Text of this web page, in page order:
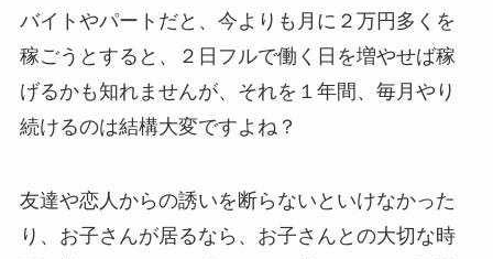
バイトやパートだと、今よりも月に２万円多くを
稼ごうとすると、２日フルで働く日を増やせば稼
げるかも知れませんが、それを１年間、毎月やり
続けるのは結構大変ですよね？
友達や恋人からの誘いを断らないといけなかった
り、お子さんが居るなら、お子さんとの大切な時